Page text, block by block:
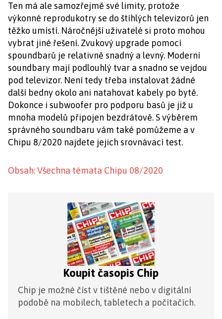
Ten má ale samozřejmě své limity, protože
výkonné reprodukotry se do štíhlých televizorů jen
těžko umístí. Náročnější uživatelé si proto mohou
vybrat jiné řešení. Zvukový upgrade pomocí
spoundbarů je relativně snadný a levný. Moderní
soundbary mají podlouhlý tvar a snadno se vejdou
pod televizor. Není tedy třeba instalovat žádné
další bedny okolo ani natahovat kabely po bytě.
Dokonce i subwoofer pro podporu basů je již u
mnoha modelů připojen bezdrátově. S výběrem
správného soundbaru vám také pomůžeme a v
Chipu 8/2020 najdete jejich srovnávací test.
Obsah: Všechna témata Chipu 08/2020
Koupit časopis Chip
Chip je možné číst v tištěné nebo v digitální
podobě na mobilech, tabletech a počítačích.